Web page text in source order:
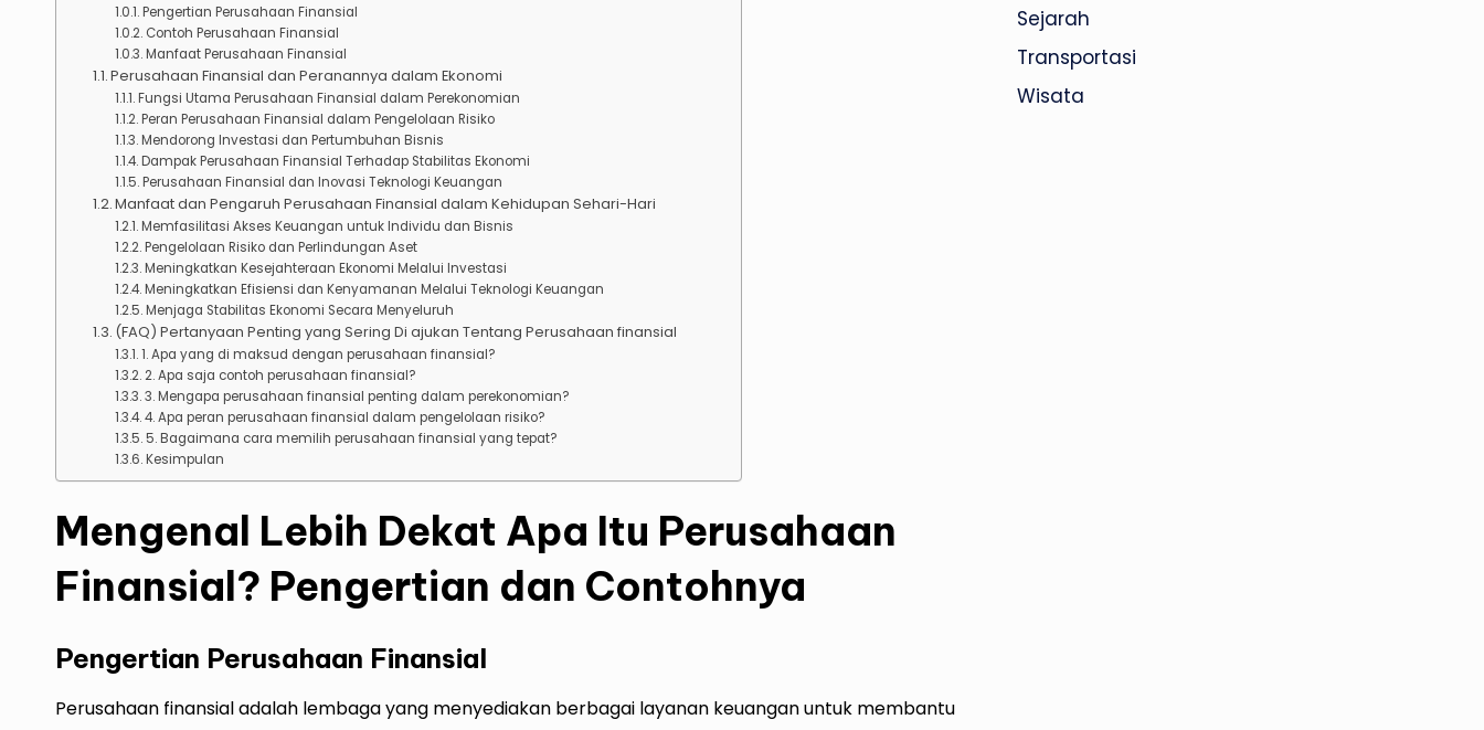
Pengertian Perusahaan Finansial
Contoh Perusahaan Finansial
Manfaat Perusahaan Finansial
Perusahaan Finansial dan Peranannya dalam Ekonomi
Fungsi Utama Perusahaan Finansial dalam Perekonomian
Peran Perusahaan Finansial dalam Pengelolaan Risiko
Mendorong Investasi dan Pertumbuhan Bisnis
Dampak Perusahaan Finansial Terhadap Stabilitas Ekonomi
Perusahaan Finansial dan Inovasi Teknologi Keuangan
Manfaat dan Pengaruh Perusahaan Finansial dalam Kehidupan Sehari-Hari
Memfasilitasi Akses Keuangan untuk Individu dan Bisnis
Pengelolaan Risiko dan Perlindungan Aset
Meningkatkan Kesejahteraan Ekonomi Melalui Investasi
Meningkatkan Efisiensi dan Kenyamanan Melalui Teknologi Keuangan
Menjaga Stabilitas Ekonomi Secara Menyeluruh
(FAQ) Pertanyaan Penting yang Sering Di ajukan Tentang Perusahaan finansial
1. Apa yang di maksud dengan perusahaan finansial?
2. Apa saja contoh perusahaan finansial?
3. Mengapa perusahaan finansial penting dalam perekonomian?
4. Apa peran perusahaan finansial dalam pengelolaan risiko?
5. Bagaimana cara memilih perusahaan finansial yang tepat?
Kesimpulan
Mengenal Lebih Dekat Apa Itu Perusahaan
Finansial? Pengertian dan Contohnya
Pengertian Perusahaan Finansial
Perusahaan finansial adalah lembaga yang menyediakan berbagai layanan keuangan untuk membantu
Sejarah
Transportasi
Wisata